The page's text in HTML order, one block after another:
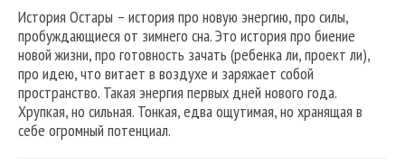
История Остары – история про новую энергию, про силы,
пробуждающиеся от зимнего сна. Это история про биение
новой жизни, про готовность зачать (ребенка ли, проект ли),
про идею, что витает в воздухе и заряжает собой
пространство. Такая энергия первых дней нового года.
Хрупкая, но сильная. Тонкая, едва ощутимая, но хранящая в
себе огромный потенциал.